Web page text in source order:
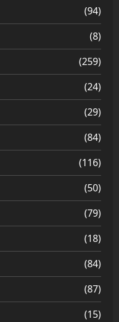
(94)
(8)
(259)
(24)
(29)
(84)
(116)
(50)
(79)
(18)
(84)
(87)
(15)